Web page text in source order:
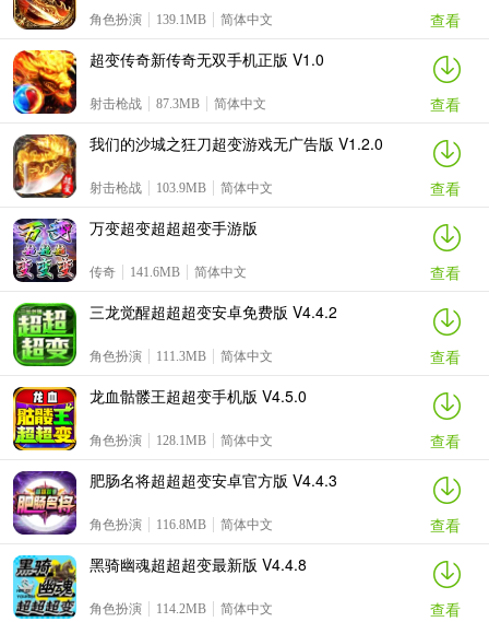
角色扮演 139.1MB 简体中文
查看
超变传奇新传奇无双手机正版 V1.0
射击枪战 87.3MB 简体中文
查看
我们的沙城之狂刀超变游戏无广告版 V1.2.0
射击枪战 103.9MB 简体中文
查看
万变超变超超超变手游版
传奇 141.6MB 简体中文
查看
三龙觉醒超超超变安卓免费版 V4.4.2
角色扮演 111.3MB 简体中文
查看
龙血骷髅王超超变手机版 V4.5.0
角色扮演 128.1MB 简体中文
查看
肥肠名将超超超变安卓官方版 V4.4.3
角色扮演 116.8MB 简体中文
查看
黑骑幽魂超超超变最新版 V4.4.8
角色扮演 114.2MB 简体中文
查看